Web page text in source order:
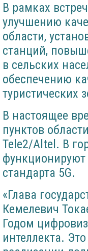
В рамках
улучшению
области,
станций,
в сельских
обеспечению
туристических
В настоящее
пунктов
Tele2/Altel. В
стандарта 5G.
«Глава
Кемелевич
Годом
интеллекта.